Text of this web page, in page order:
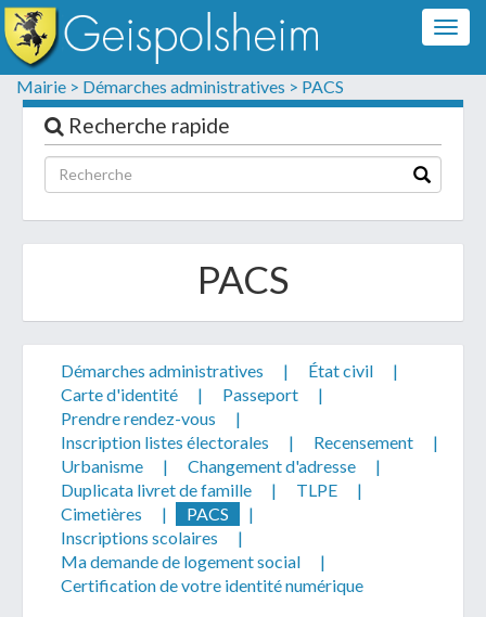
Mairie > Démarches administratives > PACS
Recherche rapide
PACS
Démarches administratives | État civil
|
Carte d'identité
| Passeport
|
Prendre rendez-vous
|
Inscription listes électorales
| Recensement
|
Urbanisme
| Changement d'adresse
|
Duplicata livret de famille
| TLPE
|
Cimetières
| PACS
|
Inscriptions scolaires
|
Ma demande de logement social
|
Certification de votre identité numérique
Formulaire de contact
Les champs suivis d'un * sont obligatoires
Informations personnelles
Votre demande :